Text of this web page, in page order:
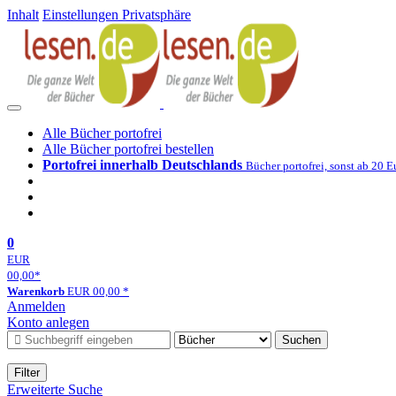
Inhalt Einstellungen Privatsphäre
Alle Bücher portofrei
Alle Bücher portofrei bestellen
Portofrei innerhalb Deutschlands Bücher portofrei, sonst ab 20
0
EUR
00,00*
Warenkorb EUR 00,00 *
Anmelden
Konto anlegen
Suchen
Filter
Erweiterte Suche